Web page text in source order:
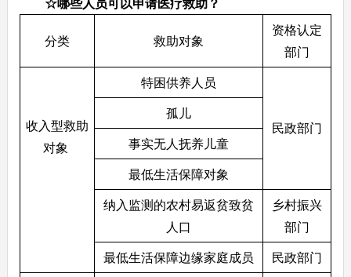
分类 救助对象
资格认定
部门
收入型救助
对象
特困供养人员
民政部门
孤儿
事实无人抚养儿童
最低生活保障对象
纳入监测的农村易返贫致贫
人口
乡村振兴
部门
最低生活保障边缘家庭成员
民政部门